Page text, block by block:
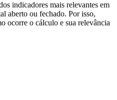
indicadores mais relevantes em
aberto ou fechado. Por isso,
ocorre o cálculo e sua relevância